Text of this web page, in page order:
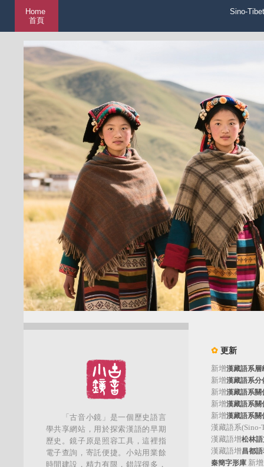
Home
首頁
Sino-
「古音小鏡」是一個歷史語言
學共享網站，用於探索漢語的早期
歷史。鏡子原是照容工具，這裡指
電子查詢，寄託便捷。小站用業餘
時間建設，精力有限，錯誤很多，
✿ 更新
新增漢藏語系層
新增漢藏語系分
新增漢藏語系關
新增漢藏語系關
新增漢藏語系關
漢藏語系(Sino-
漢藏語增松林語
漢藏語增昌都語
秦簡字形庫新增